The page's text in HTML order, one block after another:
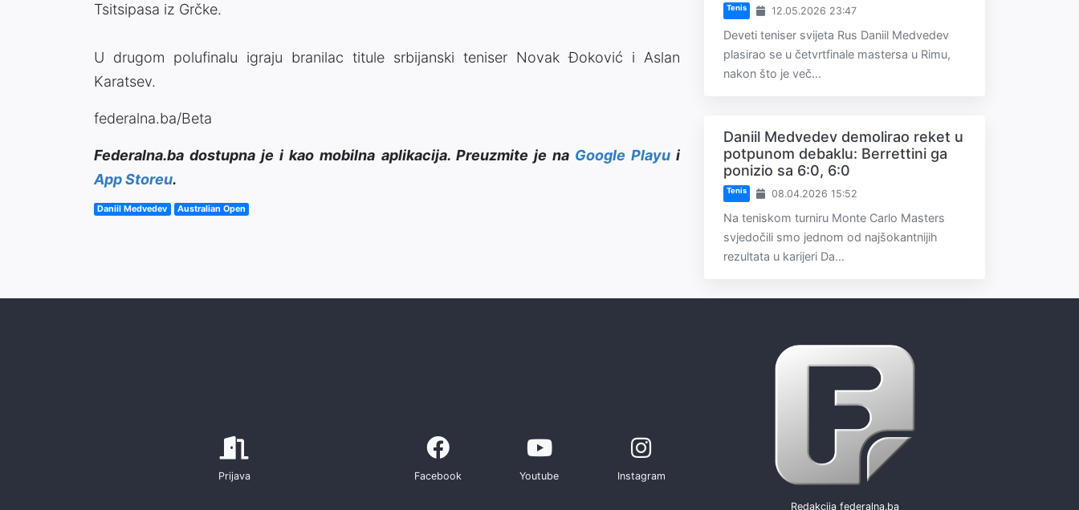
Tsitsipasa iz Grčke.
U drugom polufinalu igraju branilac titule srbijanski teniser Novak Đoković i Aslan
Karatsev.
federalna.ba/Beta
Federalna.ba dostupna je i kao mobilna aplikacija. Preuzmite je na Google Playui
App Storeu.
Daniil Medvedev Australian Open
Tenis 12.05.2026 23:47
Deveti teniser svijeta Rus Daniil Medvedev
plasirao se u četvrtfinale mastersa u Rimu,
nakon što je več...
Daniil Medvedev demolirao reket u
potpunom debaklu: Berrettini ga
ponizio sa 6:0, 6:0
Tenis 08.04.2026 15:52
Na teniskom turniru Monte Carlo Masters
svjedočili smo jednom od najšokantnijih
rezultata u karijeri Da...
Prijava Facebook Youtube Instagram
Redakcija federalna.ba